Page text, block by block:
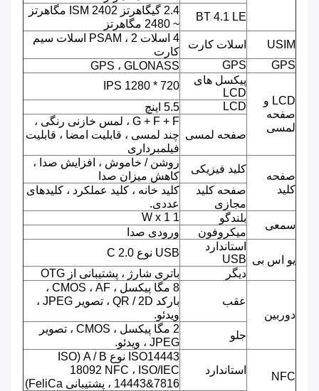
BT 4.1 LE
2.4 گیگاهرتز ISM 2402 مگاهرتز
~ 2480 مگاهرتز
USIM
اسلات کارت
4 اسلات PSAM ، 2 اسلات سیم
کارت
GPS
GPS GPS ، GLONASS
LCD و
صفحه
لمسی
پیکسل های
LCD
720 * 1280 IPS
LCD
5.5 اینچ
صفحه لمسی
G + F + F ، لمس خازنی رنگی ،
چند لمسی ، قابلیت امضا ، قابلیت
فیلمبرداری
صفحه
کلید
کلید فیزیکی
روشن / خاموش ، افزایش صدا ،
کاهش میزان صدا
صفحه کلید
مجازی
کلید خانه ، کلید عملکرد ، کلیدهای
عددی.
سمعی
بلندگو
1 W x 1
میکروفون
ورودی صدا
یو اس بی
استاندارد
USB
USB نوع C 2.0
دیگر
باتری شارژ ، پشتیبانی از OTG
دوربین
عقب
8 مگا پیکسل ، CMOS ، AF ،
بارکد QR / 2D ، تصویر JPEG ،
ویدئو.
جلو
2 مگا پیکسل ، CMOS ، تصویر
JPEG ، ویدئو.
NFC
استاندارد
ISO14443 نوع A / B (ISO
18092 NFC ، ISO/IEC
14443&7816 ، پشتیبانی FeliCa)